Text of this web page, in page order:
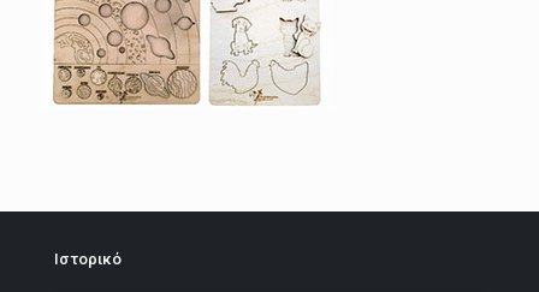
Ιστορικό